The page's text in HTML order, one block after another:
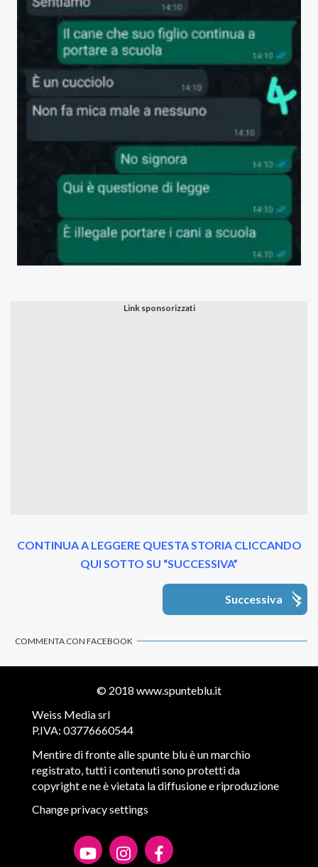
CONTINUA A LEGGERE QUESTA STORIA CLICCANDO
QUI SOTTO SU “SUCCESSIVA”
Successiva
COMMENTA CON FACEBOOK
© 2018 www.spunteblu.it
Weiss Media srl
P.IVA: 03776660544
Mentire di fronte alle spunte blu è un marchio
registrato, tutti i contenuti sono protetti da
copyright e ne è vietata la diffusione e riproduzione
Change privacy settings